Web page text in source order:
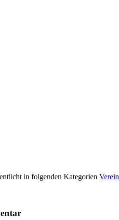
in folgenden Kategorien Verein